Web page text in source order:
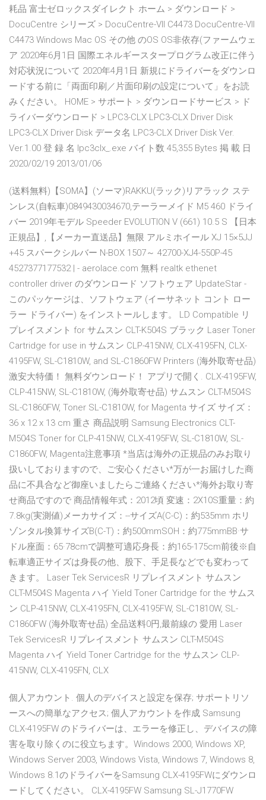
耗品 富士ゼロックスダイレクト ホーム > ダウンロード >
DocuCentre シリーズ > DocuCentre-VII C4473 DocuCentre-VII
C4473 Windows Mac OS その他 のOS OS非依存(ファームウェ
ア 2020年6月1日 国際エネルギースタープログラム改正に伴う
対応状況について 2020年4月1日 新規にドライバーをダウンロ
ードする前に「両面印刷／片面印刷の設定について」をお読
みください。 HOME > サポート > ダウンロードサービス > ド
ライバーダウンロード > LPC3-CLX LPC3-CLX Driver Disk
LPC3-CLX Driver Disk データ名 LPC3-CLX Driver Disk Ver.
Ver.1.00 登 録 名 lpc3clx_.exe バイト数 45,355 Bytes 掲 載 日
2020/02/19 2013/01/06
(送料無料)【SOMA】(ソーマ)RAKKU(ラック)リアラック ステ
ンレス(自転車)0849430034670,テーラーメイド M5 460 ドライ
バー 2019年モデル Speeder EVOLUTION V (661) 10.5 S 【日本
正規品】,【メーカー直送品】無限 アルミホイール XJ 15×5JJ
+45 スパークシルバー N-BOX 1507～ 42700-XJ4-550P-45
4527377177532 | - aerolace.com 無料 realtk ethenet
controller driver のダウンロード ソフトウェア UpdateStar -
このパッケージは、ソフトウェア (イーサネット コント ロー
ラー ドライバー) をインストールします。 LD Compatible リ
プレイスメント for サムスン CLT-K504S ブラック Laser Toner
Cartridge for use in サムスン CLP-415NW, CLX-4195FN, CLX-
4195FW, SL-C1810W, and SL-C1860FW Printers (海外取寄せ品)
激安大特価！ 無料ダウンロード！ アプリで開く. CLX-4195FW,
CLP-415NW, SL-C1810W, (海外取寄せ品) サムスン CLT-M504S
SL-C1860FW, Toner SL-C1810W, for Magenta サイズ サイズ：
36 x 12 x 13 cm 重さ 商品説明 Samsung Electronics CLT-
M504S Toner for CLP-415NW, CLX-4195FW, SL-C1810W, SL-
C1860FW, Magenta注意事項 *当店は海外の正規品のみお取り
扱いしておりますので、ご安心ください*万が一お届けした商
品に不具合など御座いましたらご連絡ください*海外お取り寄
せ商品ですので 商品情報年式：2012頃 変速：2X10S重量：約
7.8kg(実測値)メーカサイズ：--サイズA(C-C)：約535mm ホリ
ゾンタル換算サイズB(C-T)：約500mmSOH：約775mmBB·サ
ドル座面：65·78cmで調整可適応身長：約165-175cm前後※自
転車適正サイズは身長の他、股下、手足長などでも変わって
きます。 Laser Tek ServicesR リプレイスメント サムスン
CLT-M504S Magenta ハイ Yield Toner Cartridge for the サムス
ン CLP-415NW, CLX-4195FN, CLX-4195FW, SL-C1810W, SL-
C1860FW (海外取寄せ品) 全品送料0円,最前線の 愛用 Laser
Tek ServicesR リプレイスメント サムスン CLT-M504S
Magenta ハイ Yield Toner Cartridge for the サムスン CLP-
415NW, CLX-4195FN, CLX
個人アカウント. 個人のデバイスと設定を保存; サポートリソ
ースへの簡単なアクセス; 個人アカウントを作成 Samsung
CLX-4195FW のドライバーは、エラーを修正し、デバイスの障
害を取り除くのに役立ちます。Windows 2000, Windows XP,
Windows Server 2003, Windows Vista, Windows 7, Windows 8,
Windows 8.1のドライバーをSamsung CLX-4195FWにダウンロ
ードしてください。 CLX-4195FW Samsung SL-J1770FW